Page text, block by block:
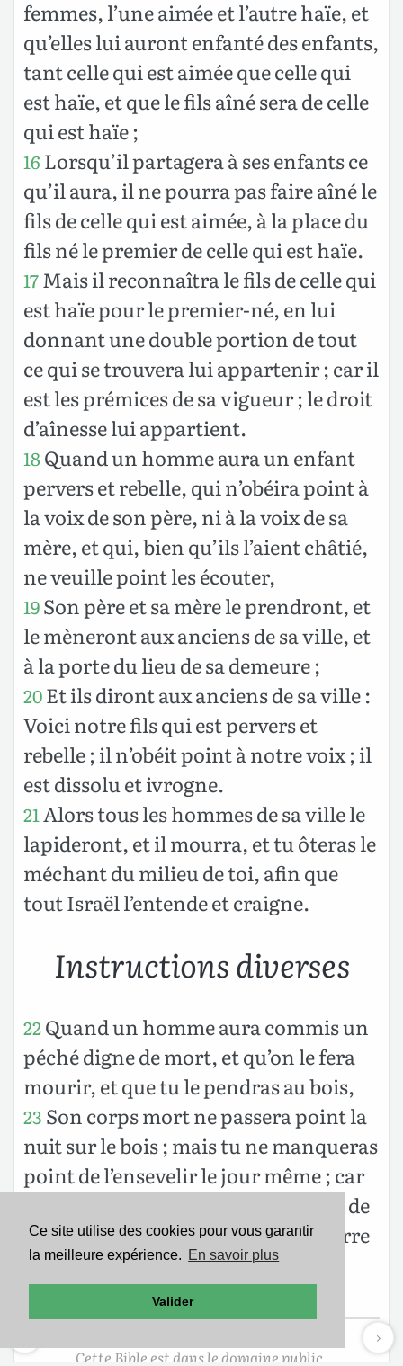
Ce site utilise des cookies pour vous garantir
la meilleure expérience. En savoir plus
Valider
femmes, l’une aimée et l’autre haïe, et
qu’elles lui auront enfanté des enfants,
tant celle qui est aimée que celle qui
est haïe, et que le fils aîné sera de celle
qui est haïe ;
16 Lorsqu’il partagera à ses enfants ce
qu’il aura, il ne pourra pas faire aîné le
fils de celle qui est aimée, à la place du
fils né le premier de celle qui est haïe.
17Mais il reconnaîtra le fils de celle qui
est haïe pour le premier-né, en lui
donnant une double portion de tout
ce qui se trouvera lui appartenir ; car il
est les prémices de sa vigueur ; le droit
d’aînesse lui appartient.
18Quand un homme aura un enfant
pervers et rebelle, qui n’obéira point à
la voix de son père, ni à la voix de sa
mère, et qui, bien qu’ils l’aient châtié,
ne veuille point les écouter,
19Son père et sa mère le prendront, et
le mèneront aux anciens de sa ville, et
à la porte du lieu de sa demeure ;
20Et ils diront aux anciens de sa ville :
Voici notre fils qui est pervers et
rebelle ; il n’obéit point à notre voix ; il
est dissolu et ivrogne.
21 Alors tous les hommes de sa ville le
lapideront, et il mourra, et tu ôteras le
méchant du milieu de toi, afin que
tout Israël l’entende et craigne.
Instructions diverses
22Quand un homme aura commis un
péché digne de mort, et qu’on le fera
mourir, et que tu le pendras au bois,
23 Son corps mort ne passera point la
nuit sur le bois ; mais tu ne manqueras
point de l’ensevelir le jour même ; car
celui qui est pendu est malédiction de
Dieu ; et tu ne souilleras point la terre
que l’Éternel ton Dieu te donne en
héritage.
Cette Bible est dans le domaine public.